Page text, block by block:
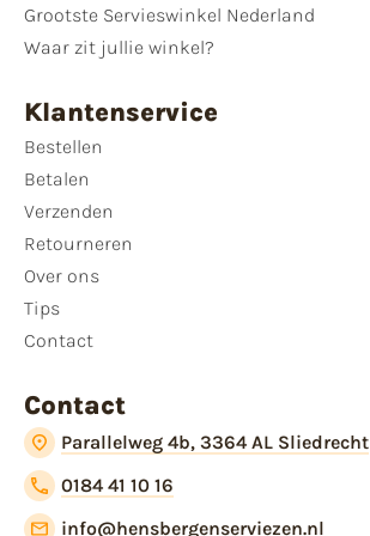
Grootste Servieswinkel Nederland
Waar zit jullie winkel?
Klantenservice
Bestellen
Betalen
Verzenden
Retourneren
Over ons
Tips
Contact
Contact
Parallelweg 4b, 3364 AL Sliedrecht
0184 41 10 16
info@hensbergenserviezen.nl